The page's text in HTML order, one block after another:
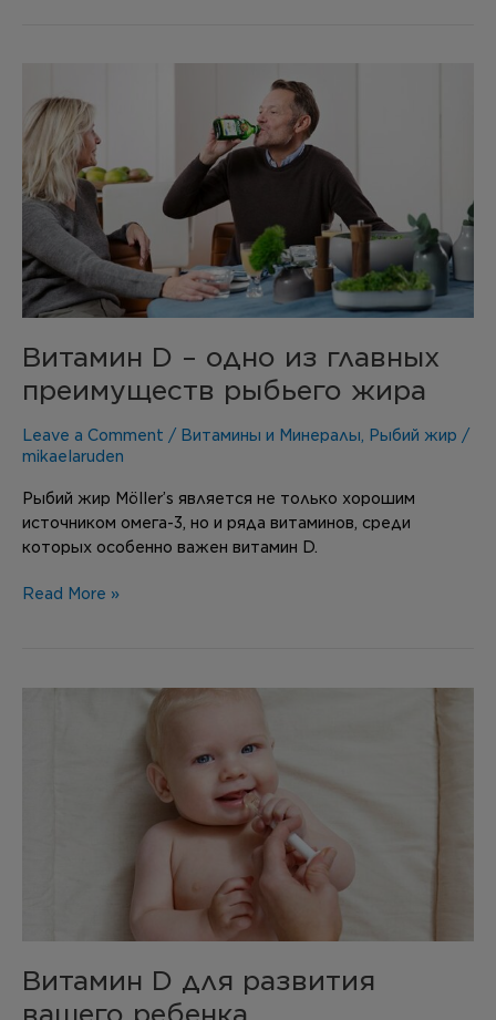
Витамин D – одно из главных
преимуществ рыбьего жира
Leave a Comment / Витамины и Минералы, Рыбий жир /
mikaelaruden
Рыбий жир Möller’s является не только хорошим
источником омега-3, но и ряда витаминов, среди
которых особенно важен витамин D.
–
одно
из
главных
преимуществ
рыбьего
жира
Read More »
Витамин D для развития